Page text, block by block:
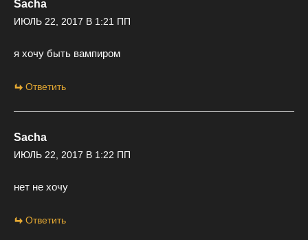
Sacha
ИЮЛЬ 22, 2017 В 1:21 ПП
я хочу быть вампиром
Ответить
Sacha
ИЮЛЬ 22, 2017 В 1:22 ПП
нет не хочу
Ответить